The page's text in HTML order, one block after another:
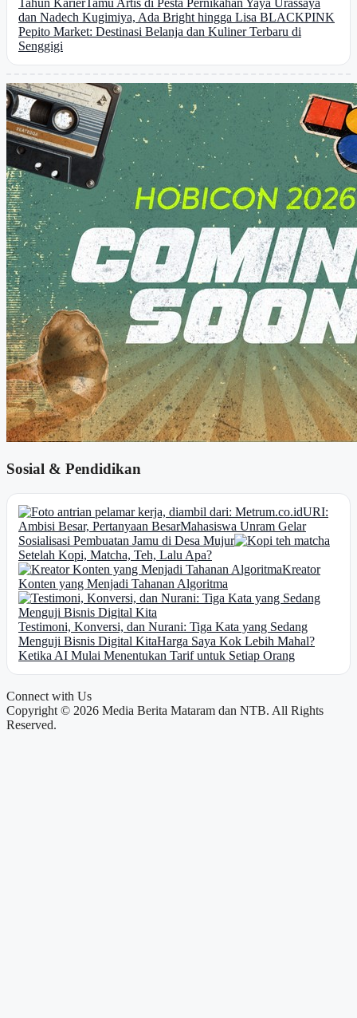
Tahun KarierTamu Artis di Pesta Pernikahan Yaya Urassaya
dan Nadech Kugimiya, Ada Bright hingga Lisa BLACKPINK
Pepito Market: Destinasi Belanja dan Kuliner Terbaru di
Senggigi
Sosial & Pendidikan
URI:
Ambisi Besar, Pertanyaan BesarMahasiswa Unram Gelar
Sosialisasi Pembuatan Jamu di Desa Mujur
Setelah Kopi, Matcha, Teh, Lalu Apa?
Kreator
Konten yang Menjadi Tahanan Algoritma
Testimoni, Konversi, dan Nurani: Tiga Kata yang Sedang
Menguji Bisnis Digital KitaHarga Saya Kok Lebih Mahal?
Ketika AI Mulai Menentukan Tarif untuk Setiap Orang
Connect with Us
Copyright © 2026 Media Berita Mataram dan NTB. All Rights
Reserved.